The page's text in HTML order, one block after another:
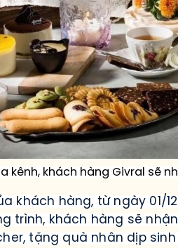
kênh, khách hàng Givral sẽ
khách hàng, từ ngày 01/
trình, khách hàng sẽ
tặng quà nhân dịp